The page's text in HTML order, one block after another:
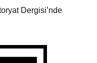
Dergisi’nde